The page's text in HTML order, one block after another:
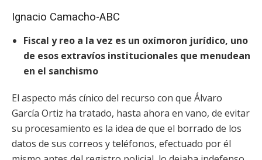
Ignacio Camacho-ABC
Fiscal y reo a la vez es un oxímoron jurídico, uno
de esos extravíos institucionales que menudean
en el sanchismo
El aspecto más cínico del recurso con que Álvaro
García Ortiz ha tratado, hasta ahora en vano, de evitar
su procesamiento es la idea de que el borrado de los
datos de sus correos y teléfonos, efectuado por él